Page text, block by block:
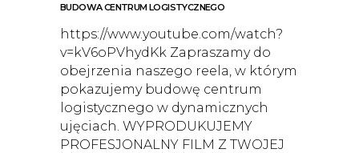
BUDOWA CENTRUM LOGISTYCZNEGO
https://www.youtube.com/watch?
v=kV6oPVhydKk Zapraszamy do
obejrzenia naszego reela, w którym
pokazujemy budowę centrum
logistycznego w dynamicznych
ujęciach. WYPRODUKUJEMY
PROFESJONALNY FILM Z TWOJEJ